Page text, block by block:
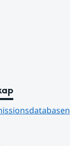
till annan